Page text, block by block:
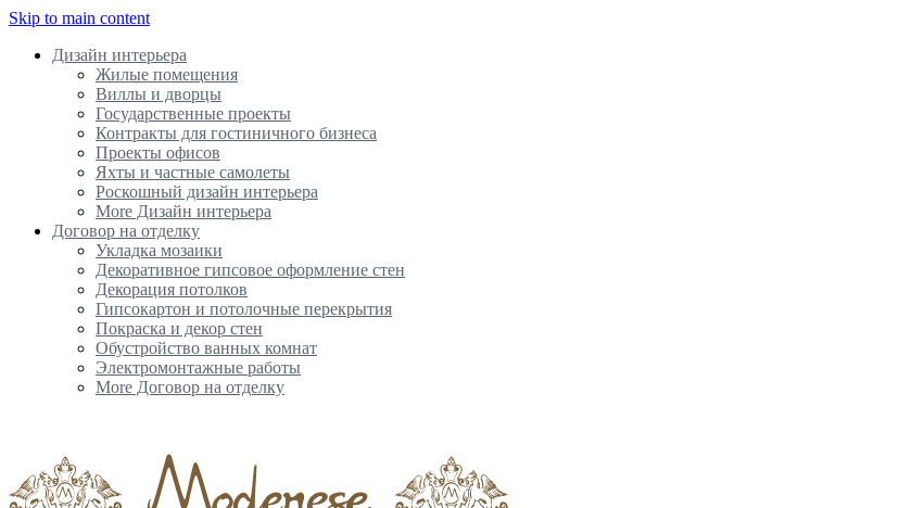
Skip to main content
Дизайн интерьера
Жилые помещения
Виллы и дворцы
Государственные проекты
Контракты для гостиничного бизнеса
Проекты офисов
Яхты и частные самолеты
Роскошный дизайн интерьера
More Дизайн интерьера
Договор на отделку
Укладка мозаики
Декоративное гипсовое оформление стен
Декорация потолков
Гипсокартон и потолочные перекрытия
Покраска и декор стен
Обустройство ванных комнат
Электромонтажные работы
More Договор на отделку